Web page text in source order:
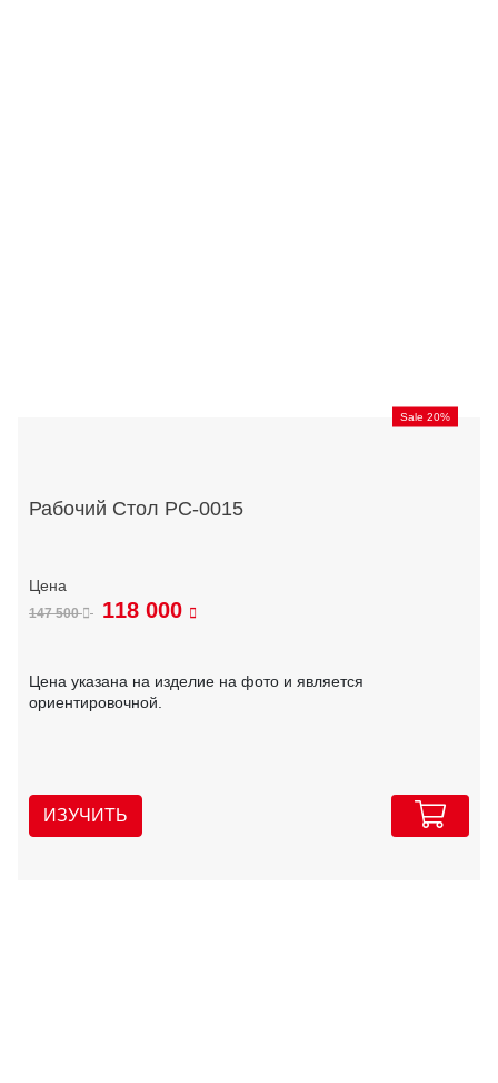
Sale 20%
Рабочий Стол РС-0015
147 500 118 000
Цена указана на изделие на фото и является
ориентировочной.
ИЗУЧИТЬ